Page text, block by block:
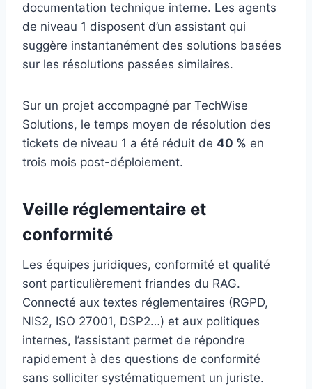
documentation technique interne. Les agents
de niveau 1 disposent d’un assistant qui
suggère instantanément des solutions basées
sur les résolutions passées similaires.
Sur un projet accompagné par TechWise
Solutions, le temps moyen de résolution des
tickets de niveau 1 a été réduit de 40 % en
trois mois post-déploiement.
Veille réglementaire et
conformité
Les équipes juridiques, conformité et qualité
sont particulièrement friandes du RAG.
Connecté aux textes réglementaires (RGPD,
NIS2, ISO 27001, DSP2…) et aux politiques
internes, l’assistant permet de répondre
rapidement à des questions de conformité
sans solliciter systématiquement un juriste.